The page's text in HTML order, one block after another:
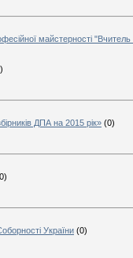
майстерності "Вчитель
ДПА на 2015 рік» (0)
України (0)